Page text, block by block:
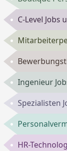
C-Level
Ingenieur
Spezialisten
HR-